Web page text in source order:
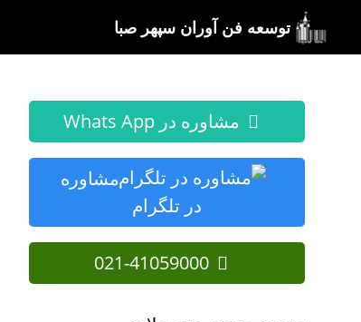
محتوا
توسعه فن آوران سپهر صبا
مشاوره در Whats App
مشاوره
در تلگرام
021-41059000